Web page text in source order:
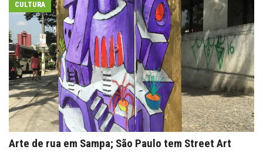
CULTURA
Arte de rua em Sampa; São Paulo tem Street Art